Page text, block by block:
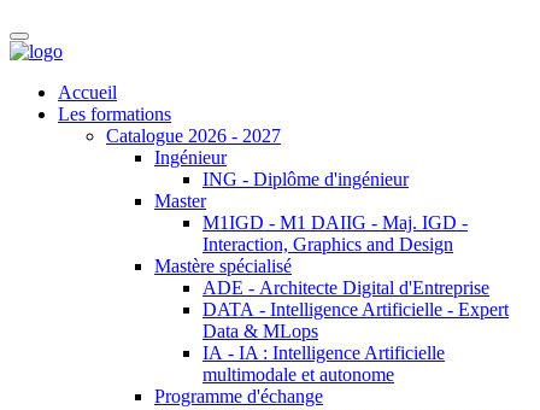
Accueil
Les formations
Catalogue 2026 - 2027
Ingénieur
ING - Diplôme d'ingénieur
Master
M1IGD - M1 DAIIG - Maj. IGD -
Interaction, Graphics and Design
Mastère spécialisé
ADE - Architecte Digital d'Entreprise
DATA - Intelligence Artificielle - Expert
Data & MLops
IA - IA : Intelligence Artificielle
multimodale et autonome
Programme d'échange